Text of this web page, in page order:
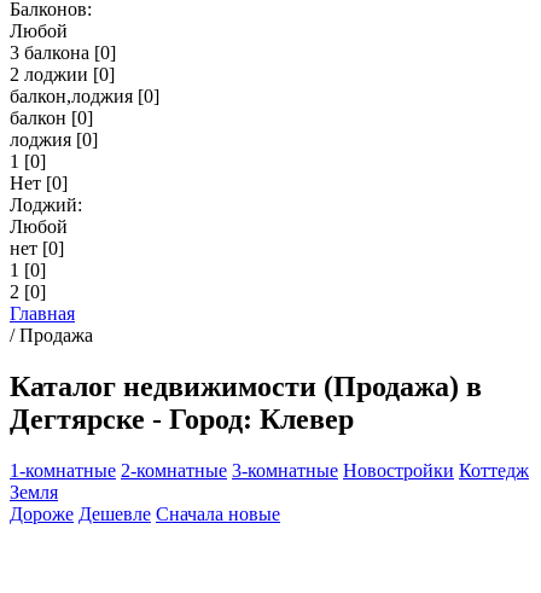
Балконов:
Любой
3 балкона [0]
2 лоджии [0]
балкон,лоджия [0]
балкон [0]
лоджия [0]
1 [0]
Нет [0]
Лоджий:
Любой
нет [0]
1 [0]
2 [0]
Главная
/Продажа
Каталог недвижимости (Продажа) в
Дегтярске - Город: Клевер
1-комнатные 2-комнатные 3-комнатные Новостройки Коттедж
Земля
Дороже Дешевле Сначала новые